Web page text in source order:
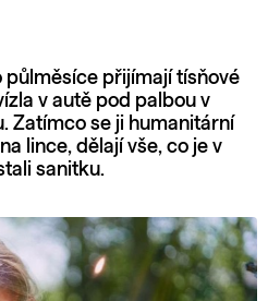
půlměsíce přijímají tísňové
v autě pod palbou v
Zatímco se ji humanitární
lince, dělají vše, co je v
sanitku.